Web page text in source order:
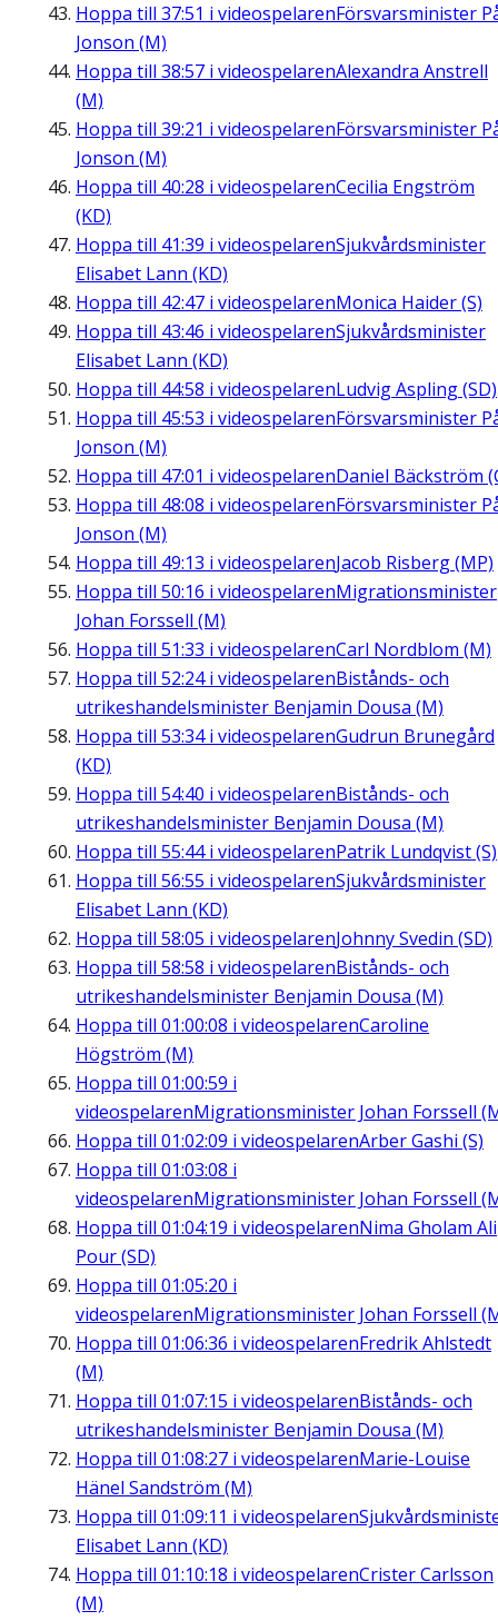
Hoppa till 37:51 i videospelarenFörsvarsminister
Jonson (M)
Hoppa till 38:57 i videospelarenAlexandra Anstrell
(M)
Hoppa till 39:21 i videospelarenFörsvarsminister
Jonson (M)
Hoppa till 40:28 i videospelarenCecilia Engström
(KD)
Hoppa till 41:39 i videospelarenSjukvårdsminister
Elisabet Lann (KD)
Hoppa till 42:47 i videospelarenMonica Haider (S)
Hoppa till 43:46 i videospelarenSjukvårdsminister
Elisabet Lann (KD)
Hoppa till 44:58 i videospelarenLudvig Aspling (SD)
Hoppa till 45:53 i videospelarenFörsvarsminister
Jonson (M)
Hoppa till 47:01 i videospelarenDaniel Bäckström
Hoppa till 48:08 i videospelarenFörsvarsminister
Jonson (M)
Hoppa till 49:13 i videospelarenJacob Risberg (MP)
Hoppa till 50:16 i videospelarenMigrationsminister
Johan Forssell (M)
Hoppa till 51:33 i videospelarenCarl Nordblom (M)
Hoppa till 52:24i videospelarenBistånds- och
utrikeshandelsminister Benjamin Dousa (M)
Hoppa till 53:34i videospelarenGudrun Brunegård
(KD)
Hoppa till 54:40 i videospelarenBistånds- och
utrikeshandelsminister Benjamin Dousa (M)
Hoppa till 55:44i videospelarenPatrik Lundqvist (S)
Hoppa till 56:55 i videospelarenSjukvårdsminister
Elisabet Lann (KD)
Hoppa till 58:05 i videospelarenJohnny Svedin (SD)
Hoppa till 58:58 i videospelarenBistånds- och
utrikeshandelsminister Benjamin Dousa (M)
Hoppa till 01:00:08 i videospelarenCaroline
Högström (M)
Hoppa till 01:00:59 i
videospelarenMigrationsminister Johan Forssell
Hoppa till 01:02:09 i videospelarenArber Gashi (S)
Hoppa till 01:03:08 i
videospelarenMigrationsminister Johan Forssell
Hoppa till 01:04:19 i videospelarenNima Gholam Ali
Pour (SD)
Hoppa till 01:05:20 i
videospelarenMigrationsminister Johan Forssell
Hoppa till 01:06:36 i videospelarenFredrik Ahlstedt
(M)
Hoppa till 01:07:15 i videospelarenBistånds- och
utrikeshandelsminister Benjamin Dousa (M)
Hoppa till 01:08:27 i videospelarenMarie-Louise
Hänel Sandström (M)
Hoppa till 01:09:11 i videospelaren
Elisabet Lann (KD)
Hoppa till 01:10:18 i videospelarenCrister Carlsson
(M)